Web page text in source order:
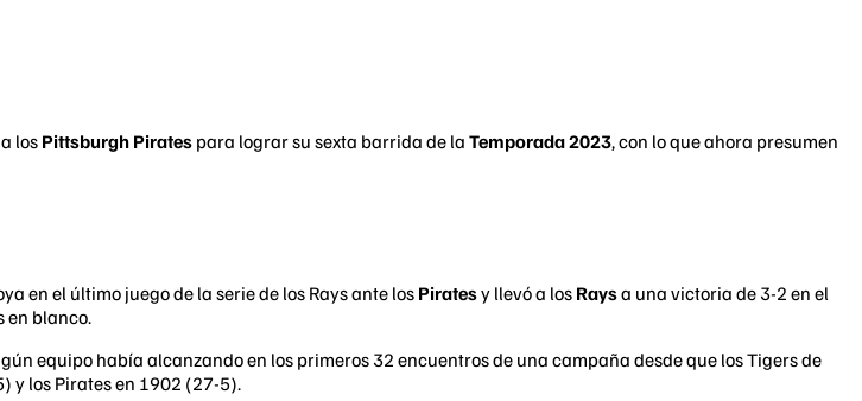
los Pittsburgh Pirates para lograr su sexta barrida de la Temporada 2023, con lo que ahora presumen
en el último juego de la serie de los Rays ante los Piratesy llevó a los Raysa una victoria de 3-2 en el
en blanco.
equipo había alcanzando en los primeros 32 encuentros de una campaña desde que los Tigers de
y los Pirates en 1902 (27-5).